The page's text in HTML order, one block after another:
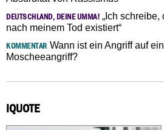
DEUTSCHLAND, DEINE UMMA! „Ich schreibe,
nach meinem Tod existiert“
KOMMENTAR Wann ist ein Angriff auf
Moscheeangriff?
IQUOTE